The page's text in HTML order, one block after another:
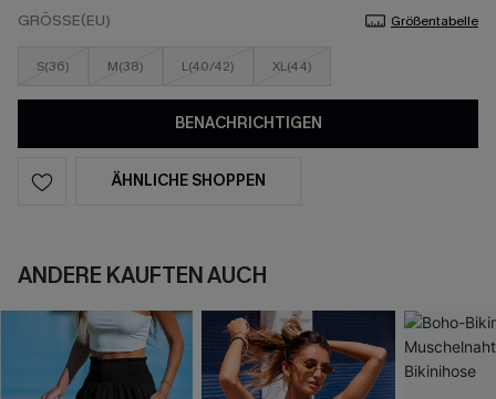
GRÖSSE(EU) Größentabelle
S(36) M(38) L(40/42) XL(44)
BENACHRICHTIGEN
ÄHNLICHE SHOPPEN
ANDERE KAUFTEN AUCH